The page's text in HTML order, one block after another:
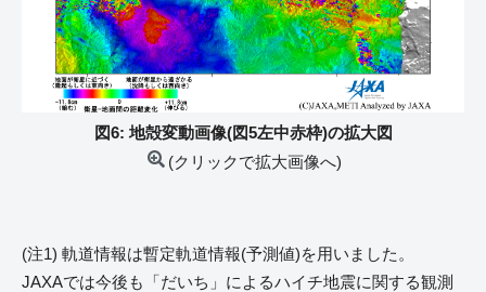
図6: 地殻変動画像(図5左中赤枠)の拡大図
(クリックで拡大画像へ)
(注1) 軌道情報は暫定軌道情報(予測値)を用いました。
JAXAでは今後も「だいち」によるハイチ地震に関する観測